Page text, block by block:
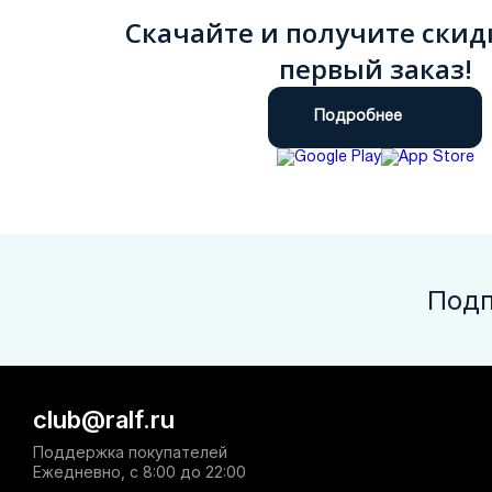
Скачайте и получите
первый заказ!
Подробнее
club@ralf.ru
Поддержка покупателей
Ежедневно, с 8:00 до 22:00